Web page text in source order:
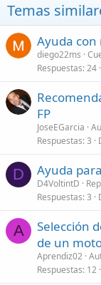
Temas
Ayuda
diego22ms
Respuestas 24
FP
JoseEGarcia
Respuestas 3
D Ayuda
D4VoltintD
Respuestas 3
A
Selección
de un
Aprendiz02
Respuestas 12